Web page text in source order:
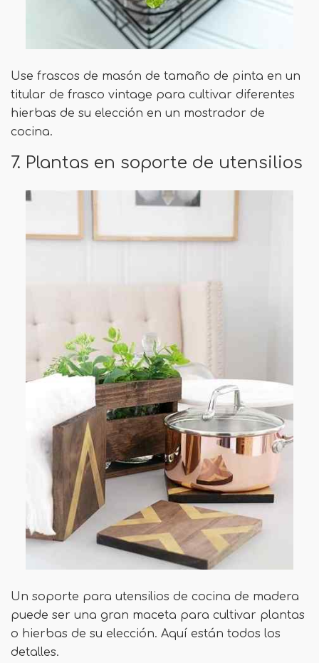
Use frascos de masón de tamaño de pinta en un
titular de frasco vintage para cultivar diferentes
hierbas de su elección en un mostrador de
cocina.
7. Plantas en soporte de utensilios
Un soporte para utensilios de cocina de madera
puede ser una gran maceta para cultivar plantas
o hierbas de su elección. Aquí están todos los
detalles.